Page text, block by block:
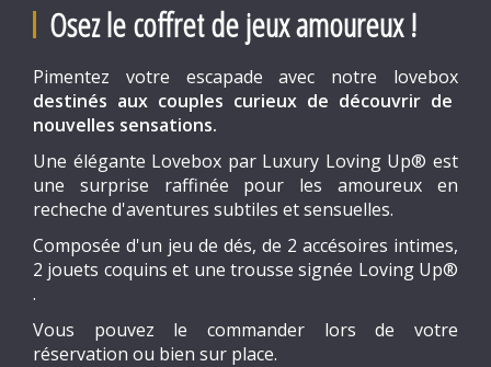
Osez le coffret de jeux amoureux !
Pimentez votre escapade avec notre lovebox
destinés aux couples curieux de découvrir de
nouvelles sensations.
Une élégante Lovebox par Luxury Loving Up® est
une surprise raffinée pour les amoureux en
recheche d'aventures subtiles et sensuelles.
Composée d'un jeu de dés, de 2 accésoires intimes,
2 jouets coquins et une trousse signée Loving Up®
.
Vous pouvez le commander lors de votre
réservation ou bien sur place.